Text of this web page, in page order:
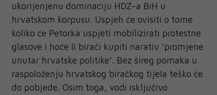
ukorijenjenu dominaciju HDZ-a BiH u
hrvatskom korpusu. Uspjeh će ovisiti o tome
koliko će Petorka uspjeti mobilizirati protestne
glasove i hoće li birači kupiti narativ 'promjene
unutar hrvatske politike'. Bez šireg pomaka u
raspoloženju hrvatskog biračkog tijela teško će
do pobjede. Osim toga, vodi isključivo